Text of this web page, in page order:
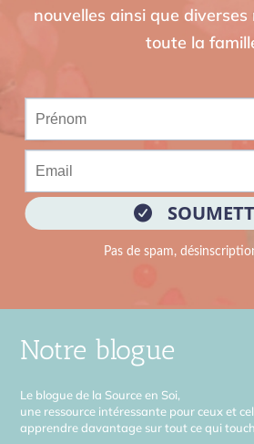
nouvelles ainsi que
toute la
Notre blogue
Le blogue de la Source en Soi,
une ressource intéressante pour ceux et
apprendre davantage sur tout ce qui